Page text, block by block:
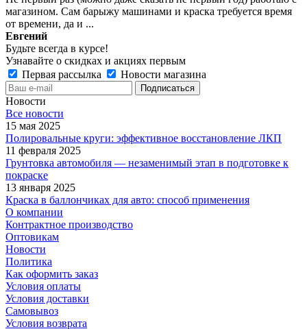
магазином. Сам барыжу машинами и краска требуется время
от времени, да и ...
Евгений
Будьте всегда в курсе!
Узнавайте о скидках и акциях первым
Первая рассылка
Новости магазина
Новости
Все новости
15 мая 2025
Полировальные круги: эффективное восстановление ЛКП
11 февраля 2025
Грунтовка автомобиля — незаменимый этап в подготовке к
покраске
13 января 2025
Краска в баллончиках для авто: способ применения
О компании
Контрактное производство
Оптовикам
Новости
Политика
Как оформить заказ
Условия оплаты
Условия доставки
Самовывоз
Условия возврата